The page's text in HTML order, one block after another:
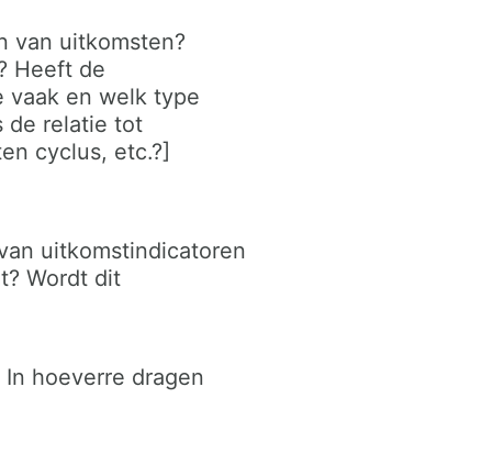
van uitkomsten?
Heeft de
vaak en welk type
de relatie tot
cyclus, etc.?]
uitkomstindicatoren
Wordt dit
hoeverre dragen